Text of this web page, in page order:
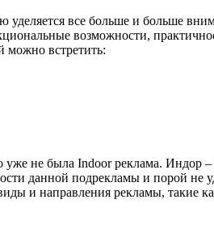
все больше и больше
возможности,
можно встретить:
уже не была Indoor реклама. Индор
данной подрекламы и порой не
и направления рекламы, такие